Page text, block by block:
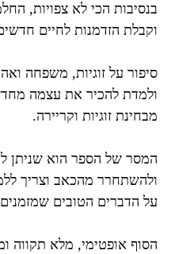
בנסיבות הכי לא צפויות,
וקבלת הזדמנות לחיים
סיפור על זוגיות, משפחה
ולמדת להכיר את עצמה
מבחינת זוגיות וקריירה.
המסר של הספר הוא שניתן
ולהשתחרר מהכאב וצריך
על הדברים הטובים שמזמנים
הסוף אופטימי, מלא תקווה